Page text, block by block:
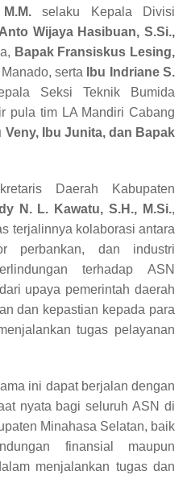
selaku Kepala Divisi
Wijaya Hasibuan, S.Si.,
Bapak Fransiskus Lesing,
serta
Ibu Indriane S.
Seksi Teknik Bumida
pula tim LA Mandiri Cabang
Veny, Ibu Junita, dan Bapak
Daerah Kabupaten
N. L. Kawatu, S.H., M.Si.,
terjalinnya kolaborasi antara
perbankan, dan industri
terhadap ASN
upaya pemerintah daerah
dan kepastian kepada para
tugas pelayanan
ini dapat berjalan dengan
nyata bagi seluruh ASN di
Minahasa Selatan, baik
finansial maupun
menjalankan tugas dan